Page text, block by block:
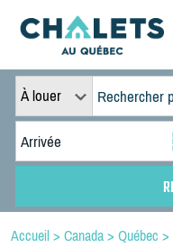
À louer
Accueil > Canada > Québec >